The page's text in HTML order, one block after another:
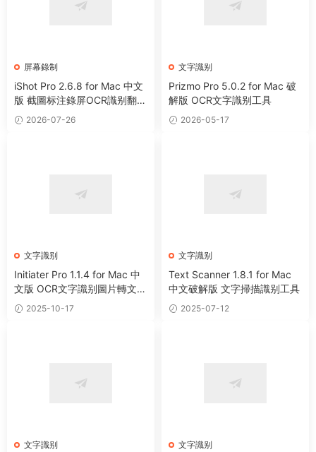
屏幕錄制
iShot Pro 2.6.8 for Mac 中文
版 截圖标注錄屏OCR識别翻譯
神器2026-07-26
文字識别
Prizmo Pro 5.0.2 for Mac 破
解版 OCR文字識别工具
2026-05-17
文字識别
Initiater Pro 1.1.4 for Mac 中
文版 OCR文字識别圖片轉文字
工具2025-10-17
文字識别
Text Scanner 1.8.1 for Mac
中文破解版 文字掃描識别工具
2025-07-12
文字識别 文字識别